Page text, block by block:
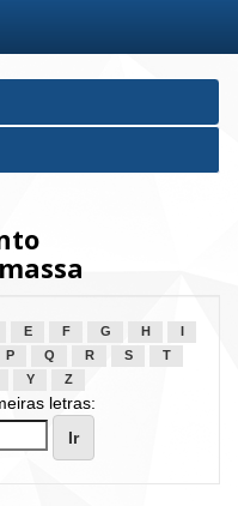
E F G H
P Q R S
T
Y Z
letras: